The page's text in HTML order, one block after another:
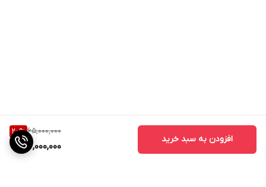
65,000,000
20%
52,000,000
افزودن به سبد خرید